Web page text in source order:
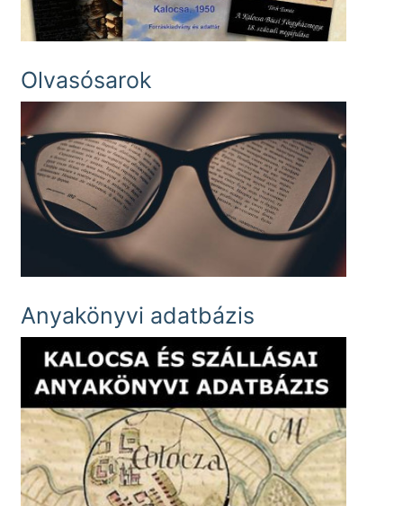
Olvasósarok
Anyakönyvi adatbázis